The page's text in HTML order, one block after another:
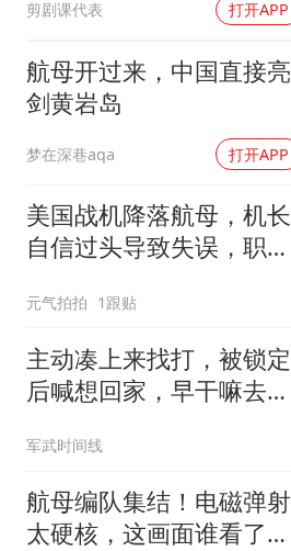
剪剧课代表 打开APP
航母开过来，中国直接亮
剑黄岩岛
梦在深巷aqa 打开APP
美国战机降落航母，机长
自信过头导致失误，职业
元气拍拍 1跟贴
主动凑上来找打，被锁定
后喊想回家，早干嘛去
军武时间线
航母编队集结！电磁弹射
太硬核，这画面谁看了不